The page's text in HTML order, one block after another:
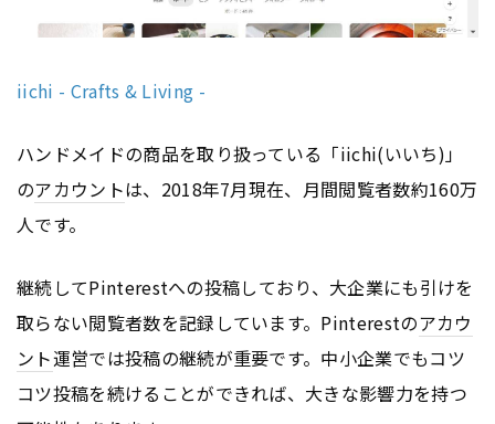
iichi - Crafts & Living -
ハンドメイドの商品を取り扱っている「iichi(いいち)」
のアカウントは、2018年7月現在、月間閲覧者数約160万
人です。
継続してPinterestへの投稿しており、大企業にも引けを
取らない閲覧者数を記録しています。Pinterestのアカウ
ント運営では投稿の継続が重要です。中小企業でもコツ
コツ投稿を続けることができれば、大きな影響力を持つ